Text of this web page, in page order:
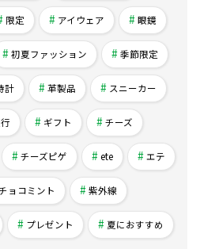
限定 アイウェア 眼鏡
初夏ファッション 季節限定
計 革製品 スニーカー
ギフト チーズ
チーズピゲ ete エテ
ョコミント 紫外線
プレゼント 夏におすすめ